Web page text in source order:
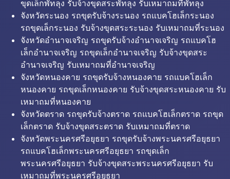
ขุดเล็กพัทลุง รับจ้างขุดสระพัทลุง รับเหมาถมที่พัทลุง
จังหวัดระนอง รถขุดรับจ้างระนอง รถแบคโฮเล็กระนอง
รถขุดเล็กระนอง รับจ้างขุดสระระนอง รับเหมาถมที่ระนอง
จังหวัดอำนาจเจริญ รถขุดรับจ้างอำนาจเจริญ รถแบคโฮ
เล็กอำนาจเจริญ รถขุดเล็กอำนาจเจริญ รับจ้างขุดสระ
อำนาจเจริญ รับเหมาถมที่อำนาจเจริญ
จังหวัดหนองคาย รถขุดรับจ้างหนองคาย รถแบคโฮเล็ก
หนองคาย รถขุดเล็กหนองคาย รับจ้างขุดสระหนองคาย รับ
เหมาถมที่หนองคาย
จังหวัดตราด รถขุดรับจ้างตราด รถแบคโฮเล็กตราด รถขุด
เล็กตราด รับจ้างขุดสระตราด รับเหมาถมที่ตราด
จังหวัดพระนครศรีอยุธยา รถขุดรับจ้างพระนครศรีอยุธยา
รถแบคโฮเล็กพระนครศรีอยุธยา รถขุดเล็ก
พระนครศรีอยุธยา รับจ้างขุดสระพระนครศรีอยุธยา รับ
เหมาถมที่พระนครศรีอยุธยา